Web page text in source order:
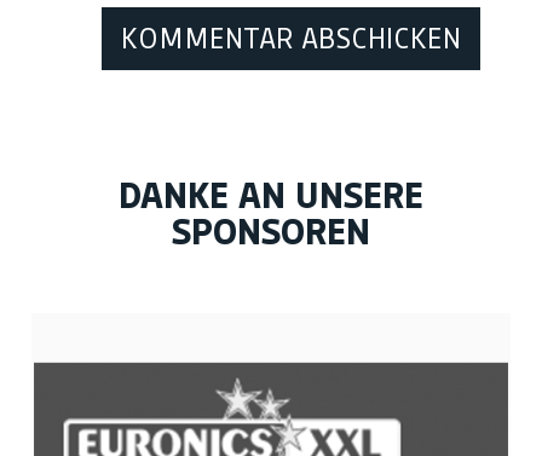
DANKE AN UNSERE
SPONSOREN